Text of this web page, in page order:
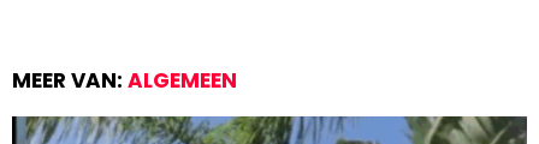
MEER VAN: ALGEMEEN